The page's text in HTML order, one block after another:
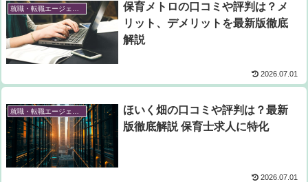
保育メトロの口コミや評判は？メ
リット、デメリットを最新版徹底
解説
2026.07.01
就職・転職エージェント
ほいく畑の口コミや評判は？最新
版徹底解説 保育士求人に特化
2026.07.01